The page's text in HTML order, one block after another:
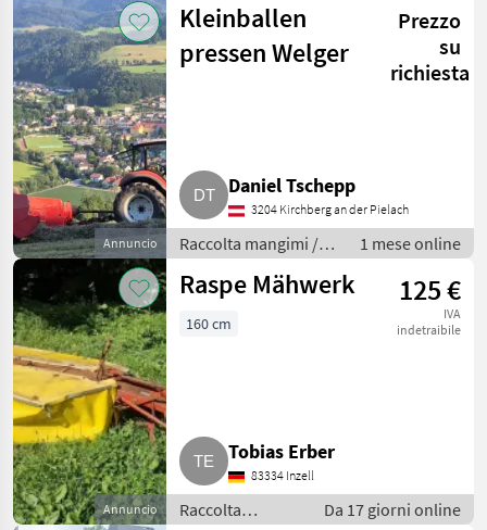
Annuncio
Kleinballen
pressen Welger
Prezzo
su
richiesta
Daniel Tschepp
3204 Kirchberg an der Pielach
Raccolta mangimi /
Presse media densità
1 mese online
Annuncio
Raspe Mähwerk 125 €
IVA
indetraibile
160 cm
Tobias Erber
83334 Inzell
Raccolta
Da 17 giorni online